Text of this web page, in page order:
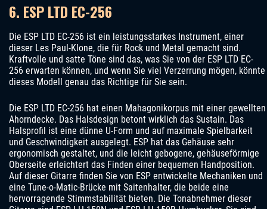
6. ESP LTD EC-256
Die ESP LTD EC-256 ist ein leistungsstarkes Instrument, einer
dieser Les Paul-Klone, die für Rock und Metal gemacht sind.
Kraftvolle und satte Töne sind das, was Sie von der ESP LTD EC-
256 erwarten können, und wenn Sie viel Verzerrung mögen, könnte
dieses Modell genau das Richtige für Sie sein.
Die ESP LTD EC-256 hat einen Mahagonikorpus mit einer gewellten
Ahorndecke. Das Halsdesign betont wirklich das Sustain. Das
Halsprofil ist eine dünne U-Form und auf maximale Spielbarkeit
und Geschwindigkeit ausgelegt. ESP hat das Gehäuse sehr
ergonomisch gestaltet, und die leicht gebogene, gehäuseförmige
Oberseite erleichtert das Finden einer bequemen Handposition.
Auf dieser Gitarre finden Sie von ESP entwickelte Mechaniken und
eine Tune-o-Matic-Brücke mit Saitenhalter, die beide eine
hervorragende Stimmstabilität bieten. Die Tonabnehmer dieser